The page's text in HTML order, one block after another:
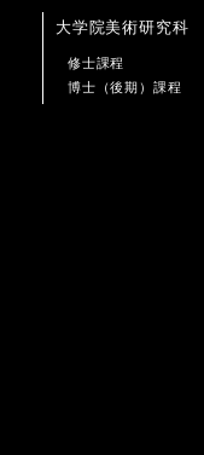
大学院美術研究科
修士課程
博士（後期）課程